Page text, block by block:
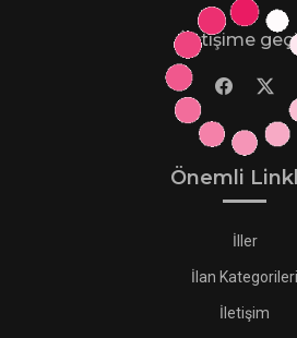
İletişime
Önemli
İller
İlan Kategorileri
İletişim